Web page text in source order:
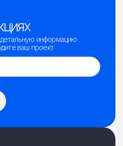
информацию
ваш проект